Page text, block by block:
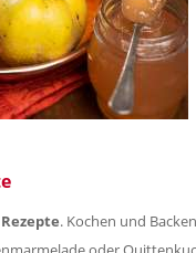
. Kochen und